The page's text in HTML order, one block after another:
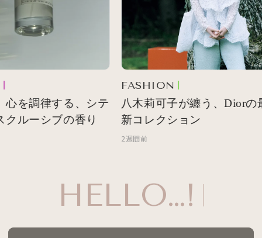
HELLO…!
を調律する、シテ
ルーシブの香り
FASHION
八木莉可子が纏う、Diorの最
新コレクション
2週間前